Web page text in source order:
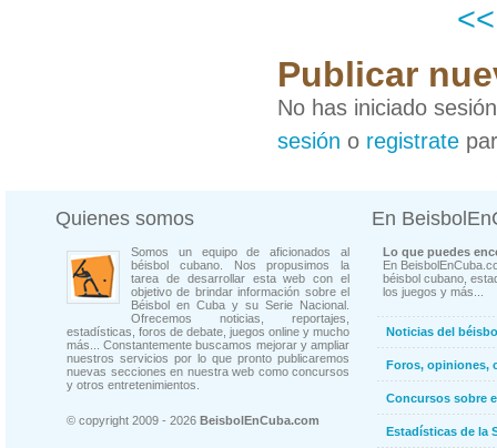
Publicar
No has iniciado
sesión o registrate
Quienes somos
Somos un equipo de aficionados al
béisbol cubano. Nos propusimos la
tarea de desarrollar esta web con el
objetivo de brindar información sobre el
Béisbol en Cuba y su Serie Nacional.
Ofrecemos noticias, reportajes,
estadísticas, foros de debate, juegos online y mucho
más... Constantemente buscamos mejorar y ampliar
nuestros servicios por lo que pronto publicaremos
nuevas secciones en nuestra web como concursos
y otros entretenimientos.
© copyright 2009 - 2026 BeisbolEnCuba.com
En
Lo que puedes
En
béisbol cubano,
los juegos y más...
Noticias del
Foros, opiniones,
Concursos sobre
Estadísticas de la